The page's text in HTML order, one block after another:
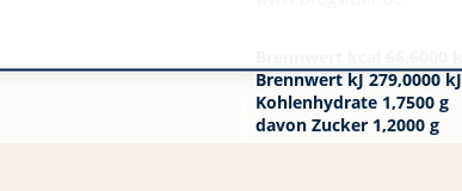
Brennwert kJ 279,0000 kJ
Kohlenhydrate 1,7500 g
davon Zucker 1,2000 g